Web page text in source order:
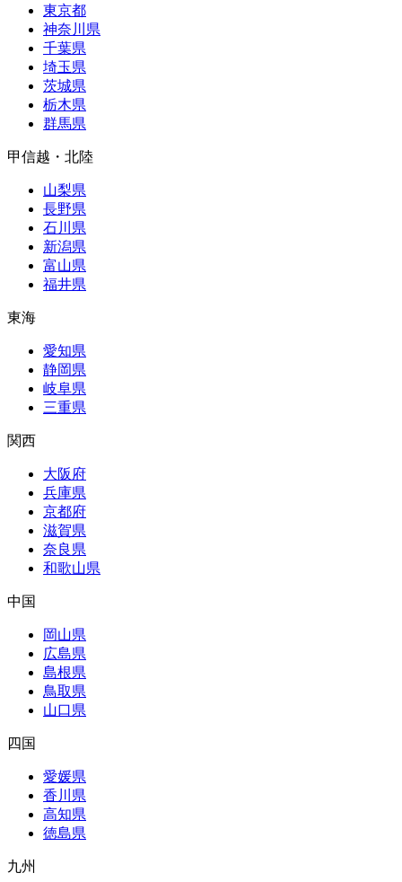
東京都
神奈川県
千葉県
埼玉県
茨城県
栃木県
群馬県
甲信越・北陸
山梨県
長野県
石川県
新潟県
富山県
福井県
東海
愛知県
静岡県
岐阜県
三重県
関西
大阪府
兵庫県
京都府
滋賀県
奈良県
和歌山県
中国
岡山県
広島県
島根県
鳥取県
山口県
四国
愛媛県
香川県
高知県
徳島県
九州